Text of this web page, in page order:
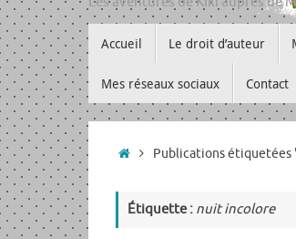
au
contenu
Accueil Le droit d’auteur
Mes réseaux sociaux Contact
Accueil
Publications
Étiquette : nuit incolore